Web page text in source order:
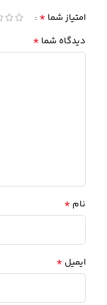
امتیاز شما *
دیدگاه شما *
نام *
ایمیل *